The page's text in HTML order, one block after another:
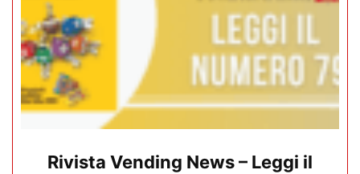
Rivista Vending News – Leggi il